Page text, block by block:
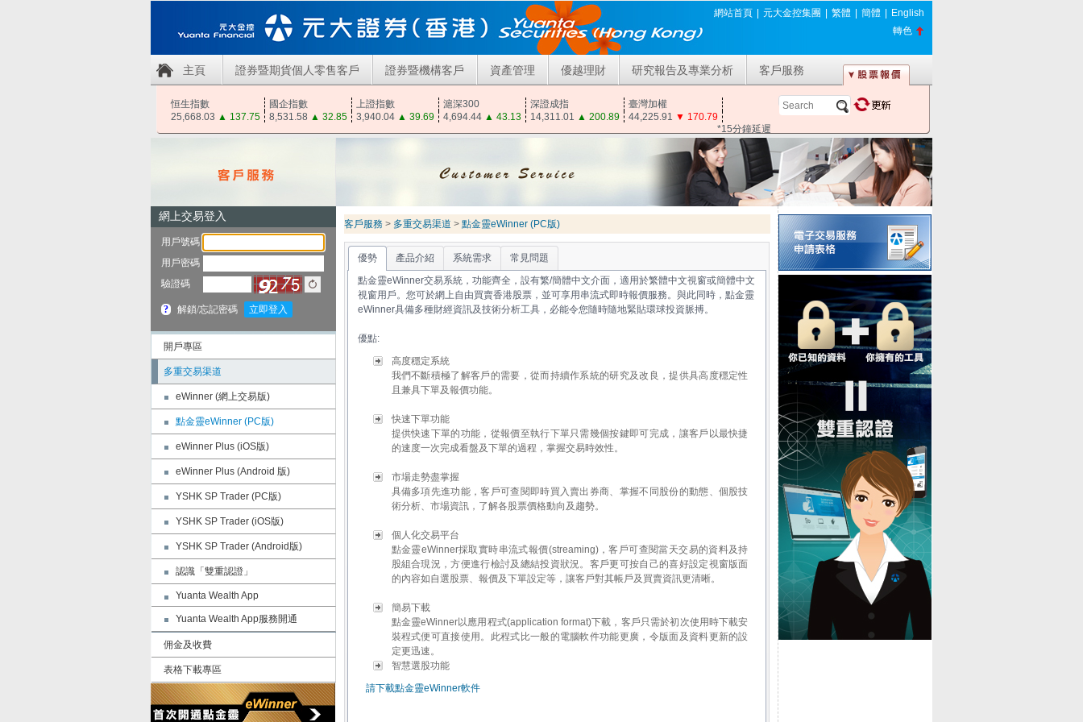
網站首頁 元大金控集團 繁體 簡體
English
轉色
主頁 證券暨期貨個人零售客戶 證券暨機構客戶 資產管理 優越理財 研究報告及專業分析 客戶服務
恒生指數 國企指數 上證指數 滬深300 深證成指
臺灣加權
25,668.03 ▲ 137.75 8,531.58 ▲ 32.85 3,940.04 ▲ 39.69 4,694.44 ▲ 43.13 14,311.01 ▲ 200.89 44,225.91 ▼ 170.79
*15分鐘延遲
開戶專區
多重交易渠道
eWinner (網上交易版)
點金靈eWinner (PC版)
eWinner Plus (iOS版)
eWinner Plus (Android 版)
YSHK SP Trader (PC版)
YSHK SP Trader (iOS版)
YSHK SP Trader (Android版)
認識「雙重認證」
Yuanta Wealth App
Yuanta Wealth App服務開通
佣金及收費
表格下載專區
客戶服務 > 多重交易渠道 > 點金靈eWinner (PC版)
優勢 產品介紹 系統需求 常見問題
點金靈eWinner交易系統，功能齊全，設有繁/簡體中文介面，適用於繁體中文視窗或簡體中文
視窗用戶。您可於網上自由買賣香港股票，並可享用串流式即時報價服務。與此同時，點金靈
eWinner具備多種財經資訊及技術分析工具，必能令您隨時隨地緊貼環球投資脈搏。
優點:
高度穩定系統
我們不斷積極了解客戶的需要，從而持續作系統的研究及改良，提供具高度穩定性
且兼具下單及報價功能。
快速下單功能
提供快速下單的功能，從報價至執行下單只需幾個按鍵即可完成，讓客戶以最快捷
的速度一次完成看盤及下單的過程，掌握交易時效性。
市場走勢盡掌握
具備多項先進功能，客戶可查閱即時買入賣出券商、掌握不同股份的動態、個股技
術分析、市場資訊，了解各股票價格動向及趨勢。
個人化交易平台
點金靈eWinner採取實時串流式報價(streaming)，客戶可查閱當天交易的資料及持
股組合現況，方便進行檢討及總結投資狀況。客戶更可按自己的喜好設定視窗版面
的內容如自選股票、報價及下單設定等，讓客戶對其帳戶及買賣資訊更清晰。
簡易下載
點金靈eWinner以應用程式(application format)下載，客戶只需於初次使用時下載安
裝程式便可直接使用。此程式比一般的電腦軟件功能更廣，令版面及資料更新的設
定更迅速。
智慧選股功能
請下載點金靈eWinner軟件